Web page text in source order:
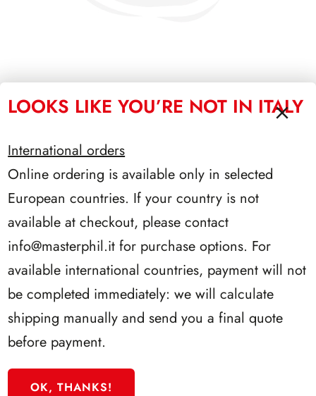
LOOKS LIKE YOU’RE NOT IN ITALY
International orders
Online ordering is available only in selected
European countries. If your country is not
available at checkout, please contact
info@masterphil.it for purchase options. For
available international countries, payment will not
be completed immediately: we will calculate
shipping manually and send you a final quote
before payment.
OK, THANKS!